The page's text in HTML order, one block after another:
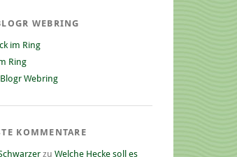
WEBRING
im Ring
Ring
Webring
KOMMENTARE
zu Welche Hecke soll es